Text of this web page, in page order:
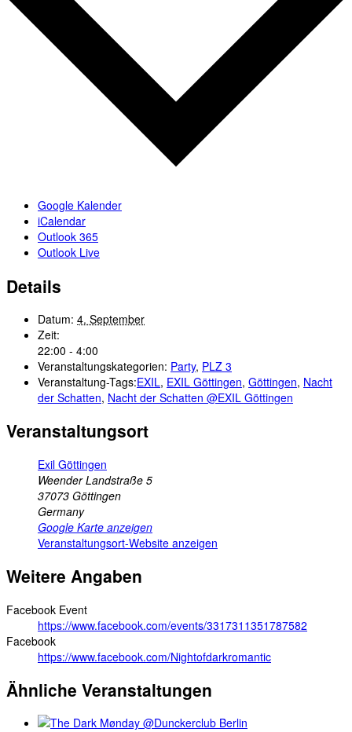
Google Kalender
iCalendar
Outlook 365
Outlook Live
Details
Datum: 4. September
Zeit:
22:00 - 4:00
Veranstaltungskategorien: Party, PLZ 3
Veranstaltung-Tags:EXIL, EXIL Göttingen, Göttingen, Nacht
der Schatten, Nacht der Schatten @EXIL Göttingen
Veranstaltungsort
Exil Göttingen
Weender Landstraße 5
37073 Göttingen
Germany
Google Karte anzeigen
Veranstaltungsort-Website anzeigen
Weitere Angaben
Facebook Event
https://www.facebook.com/events/3317311351787582
Facebook
https://www.facebook.com/Nightofdarkromantic
Ähnliche Veranstaltungen